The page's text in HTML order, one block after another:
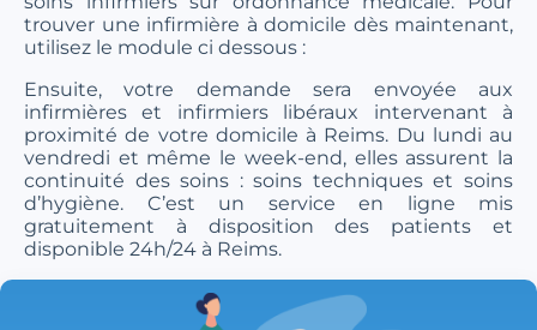
trouver une infirmière à domicile dès maintenant,
utilisez le module ci dessous :
Ensuite, votre demande sera envoyée aux
infirmières et infirmiers libéraux intervenant à
proximité de votre domicile à Reims. Du lundi au
vendredi et même le week-end, elles assurent la
continuité des soins : soins techniques et soins
d’hygiène. C’est un service en ligne mis
gratuitement à disposition des patients et
disponible 24h/24 à Reims.